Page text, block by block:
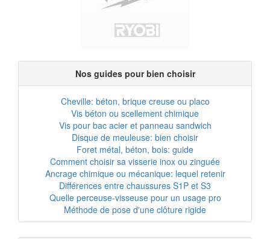
Nos guides pour bien choisir
Cheville: béton, brique creuse ou placo
Vis béton ou scellement chimique
Vis pour bac acier et panneau sandwich
Disque de meuleuse: bien choisir
Foret métal, béton, bois: guide
Comment choisir sa visserie inox ou zinguée
Ancrage chimique ou mécanique: lequel retenir
Différences entre chaussures S1P et S3
Quelle perceuse-visseuse pour un usage pro
Méthode de pose d'une clôture rigide